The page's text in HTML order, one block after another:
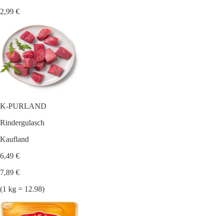
2,99 €
K-PURLAND
Rindergulasch
Kaufland
6,49 €
7,89 €
(1 kg = 12.98)